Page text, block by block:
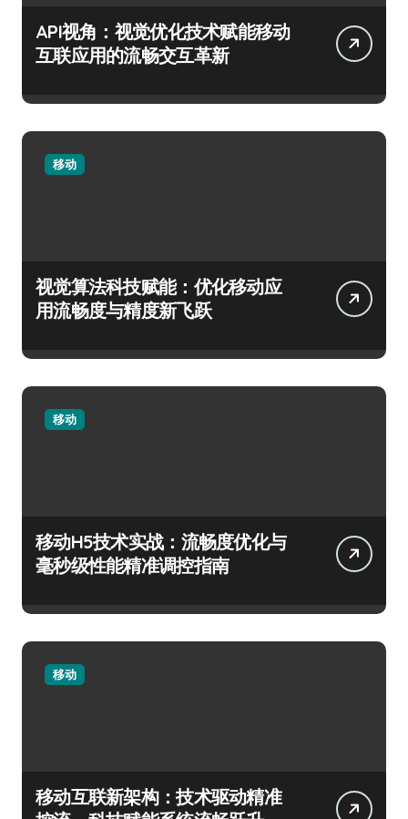
API视角：视觉优化技术赋能移动
互联应用的流畅交互革新
移动
视觉算法科技赋能：优化移动应
用流畅度与精度新飞跃
移动
移动H5技术实战：流畅度优化与
毫秒级性能精准调控指南
移动
移动互联新架构：技术驱动精准